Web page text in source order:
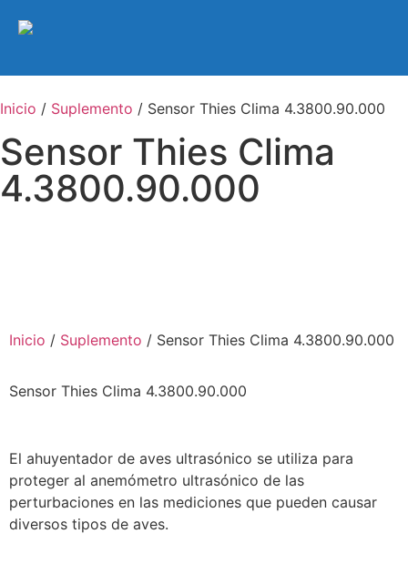
Inicio / Suplemento / Sensor Thies Clima 4.3800.90.000
Sensor Thies Clima
4.3800.90.000
Inicio / Suplemento / Sensor Thies Clima 4.3800.90.000
Sensor Thies Clima 4.3800.90.000
El ahuyentador de aves ultrasónico se utiliza para
proteger al anemómetro ultrasónico de las
perturbaciones en las mediciones que pueden causar
diversos tipos de aves.